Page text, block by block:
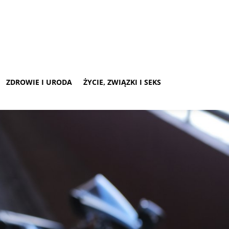
ZDROWIE I URODA ŻYCIE, ZWIĄZKI I SEKS